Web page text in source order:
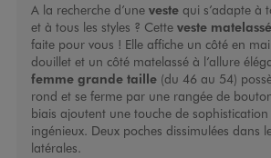
A la recherche d’une vestequi s’adapte à
et à tous les styles ? Cette veste
faite pour vous ! Elle affiche un côté en
douillet et un côté matelassé à l’allure
femme grande taille(du 46 au 54)
rond et se ferme par une rangée de
biais ajoutent une touche de
ingénieux. Deux poches dissimulées dans
latérales.